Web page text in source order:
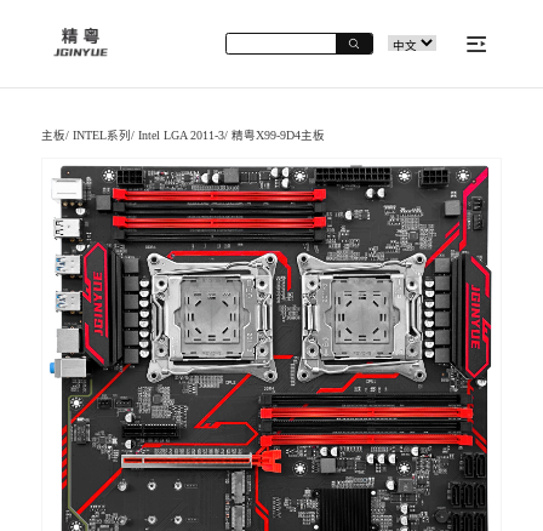
主板/INTEL系列/Intel LGA 2011-3/精粤X99-9D4主板